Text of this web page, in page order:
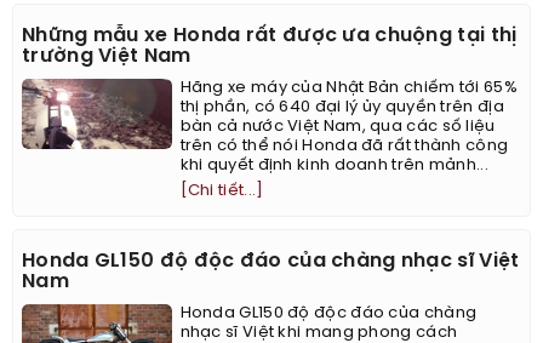
Những mẫu xe Honda rất được ưa chuộng tại thị
trường Việt Nam
Hãng xe máy của Nhật Bản chiếm tới 65%
thị phần, có 640 đại lý ủy quyền trên địa
bàn cả nước Việt Nam, qua các số liệu
trên có thể nói Honda đã rất thành công
khi quyết định kinh doanh trên mảnh...
[Chi tiết...]
Honda GL150 độ độc đáo của chàng nhạc sĩ Việt
Nam
Honda GL150 độ độc đáo của chàng
nhạc sĩ Việt khi mang phong cách